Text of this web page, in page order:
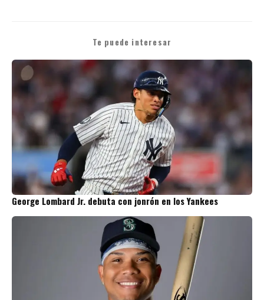
Te puede interesar
George Lombard Jr. debuta con jonrón en los Yankees